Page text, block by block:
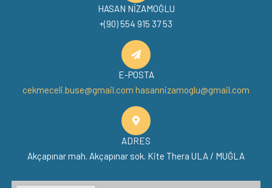
HASAN NİZAMOĞLU
+(90) 554 915 37 53
E-POSTA
cekmeceli.buse@gmail.com hasannizamoglu@gmail.com
ADRES
Akçapınar mah. Akçapınar sok. Kite Thera ULA / MUĞLA